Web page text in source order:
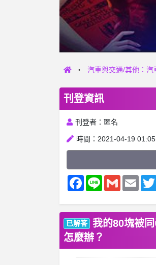
汽車與交通/其他：汽
刊登資訊
刊登者：匿名
時間：2021-04-19
Facebook
Line Gmail Email
已解答
我的80塊被
怎麼辦？